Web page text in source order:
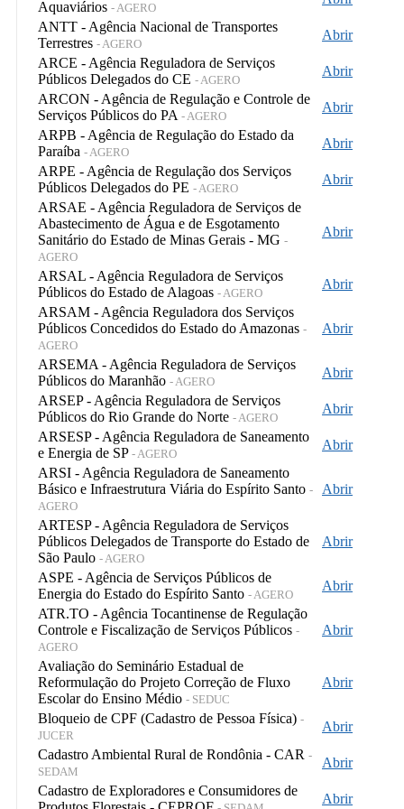
Aquaviários - AGERO
ANTT - Agência Nacional de Transportes
Terrestres - AGERO
Abrir
ARCE - Agência Reguladora de Serviços
Públicos Delegados do CE - AGERO
Abrir
ARCON - Agência de Regulação e Controle de
Serviços Públicos do PA - AGERO
Abrir
ARPB - Agência de Regulação do Estado da
Paraíba - AGERO
Abrir
ARPE - Agência de Regulação dos Serviços
Públicos Delegados do PE - AGERO
Abrir
ARSAE - Agência Reguladora de Serviços de
Abastecimento de Água e de Esgotamento
Sanitário do Estado de Minas Gerais - MG -
AGERO
Abrir
ARSAL - Agência Reguladora de Serviços
Públicos do Estado de Alagoas - AGERO
Abrir
ARSAM - Agência Reguladora dos Serviços
Públicos Concedidos do Estado do Amazonas -
AGERO
Abrir
ARSEMA - Agência Reguladora de Serviços
Públicos do Maranhão - AGERO
Abrir
ARSEP - Agência Reguladora de Serviços
Públicos do Rio Grande do Norte - AGERO
Abrir
ARSESP - Agência Reguladora de Saneamento
e Energia de SP - AGERO
Abrir
ARSI - Agência Reguladora de Saneamento
Básico e Infraestrutura Viária do Espírito Santo -
AGERO
Abrir
ARTESP - Agência Reguladora de Serviços
Públicos Delegados de Transporte do Estado de
São Paulo - AGERO
Abrir
ASPE - Agência de Serviços Públicos de
Energia do Estado do Espírito Santo - AGERO
Abrir
ATR.TO - Agência Tocantinense de Regulação
Controle e Fiscalização de Serviços Públicos -
AGERO
Abrir
Avaliação do Seminário Estadual de
Reformulação do Projeto Correção de Fluxo
Escolar do Ensino Médio - SEDUC
Abrir
Bloqueio de CPF (Cadastro de Pessoa Física) -
JUCER
Abrir
Cadastro Ambiental Rural de Rondônia - CAR -
SEDAM
Abrir
Cadastro de Exploradores e Consumidores de
Abrir